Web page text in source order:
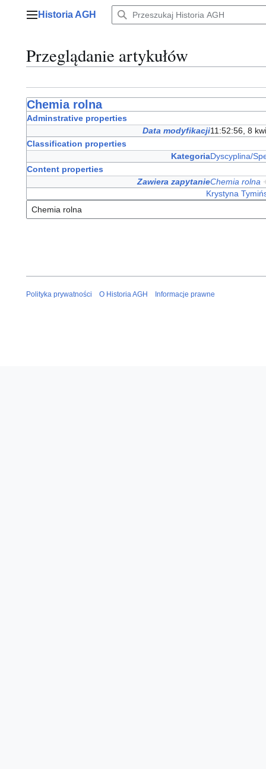
Menu główne
Historia AGH
Przeglądanie artykułów
Chemia rolna
Adminstrative properties
Data modyfikacji11:52:56, 8
Classification properties
KategoriaDyscyplina/
Content properties
Zawiera zapytanieChemia rolna
Krystyna
Polityka prywatności O Historia AGH Informacje prawne